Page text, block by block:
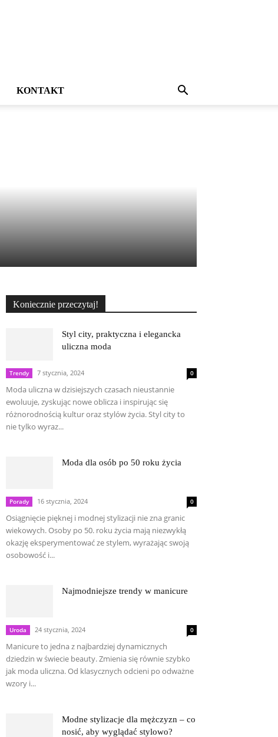
KONTAKT
Koniecznie przeczytaj!
Styl city, praktyczna i elegancka
uliczna moda
Trendy 7 stycznia, 2024 0
Moda uliczna w dzisiejszych czasach nieustannie
ewoluuje, zyskując nowe oblicza i inspirując się
różnorodnością kultur oraz stylów życia. Styl city to
nie tylko wyraz...
Moda dla osób po 50 roku życia
Porady 16 stycznia, 2024 0
Osiągnięcie pięknej i modnej stylizacji nie zna granic
wiekowych. Osoby po 50. roku życia mają niezwykłą
okazję eksperymentować ze stylem, wyrażając swoją
osobowość i...
Najmodniejsze trendy w manicure
Uroda 24 stycznia, 2024 0
Manicure to jedna z najbardziej dynamicznych
dziedzin w świecie beauty. Zmienia się równie szybko
jak moda uliczna. Od klasycznych odcieni po odważne
wzory i...
Modne stylizacje dla mężczyzn – co
nosić, aby wyglądać stylowo?